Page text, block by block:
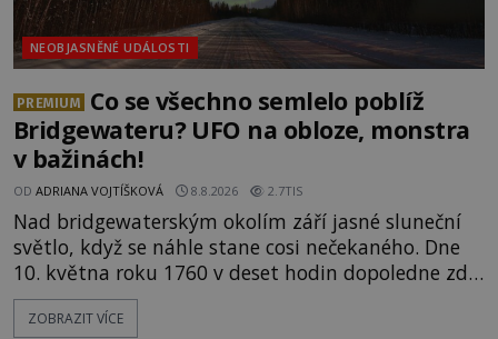
NEOBJASNĚNÉ UDÁLOSTI
PREMIUM
Co se všechno semlelo poblíž
Bridgewateru? UFO na obloze, monstra
v bažinách!
OD ADRIANA VOJTÍŠKOVÁ 8.8.2026 2.7TIS
Nad bridgewaterským okolím září jasné sluneční
světlo, když se náhle stane cosi nečekaného. Dne
10. května roku 1760 v deset hodin dopoledne zde
dojde k vůbec prvnímu historicky doloženému
přeletu UFO. Podle záznamů vyzařuje takové
ZOBRAZIT VÍCE